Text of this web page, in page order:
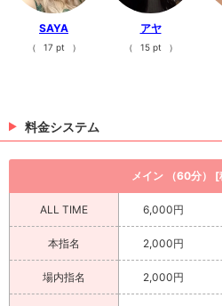
SAYA
（ 17 pt ）
アヤ
（ 15 pt ）
料金システム
メイン （60分） [
ALL TIME 6,000円
本指名 2,000円
場内指名 2,000円